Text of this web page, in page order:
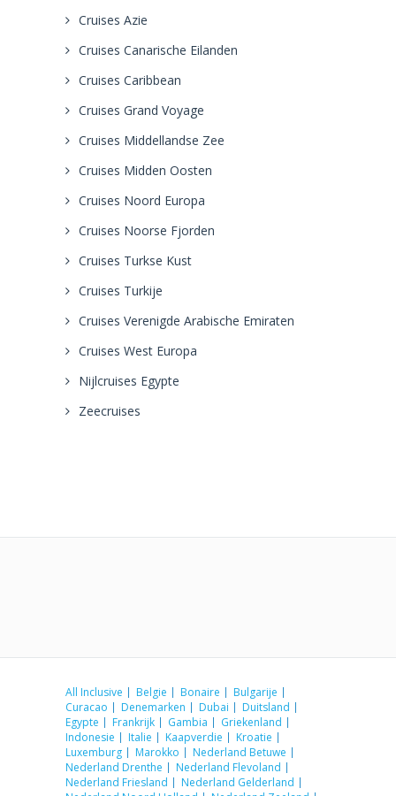
Cruises Azie
Cruises Canarische Eilanden
Cruises Caribbean
Cruises Grand Voyage
Cruises Middellandse Zee
Cruises Midden Oosten
Cruises Noord Europa
Cruises Noorse Fjorden
Cruises Turkse Kust
Cruises Turkije
Cruises Verenigde Arabische Emiraten
Cruises West Europa
Nijlcruises Egypte
Zeecruises
All Inclusive Belgie Bonaire
Bulgarije
Curacao
Denemarken Dubai
Duitsland
Egypte
Frankrijk Gambia
Griekenland
Indonesie
Italie Kaapverdie
Kroatie
Luxemburg
Marokko
Nederland Betuwe
Nederland Drenthe
Nederland Flevoland
Nederland Friesland
Nederland Gelderland